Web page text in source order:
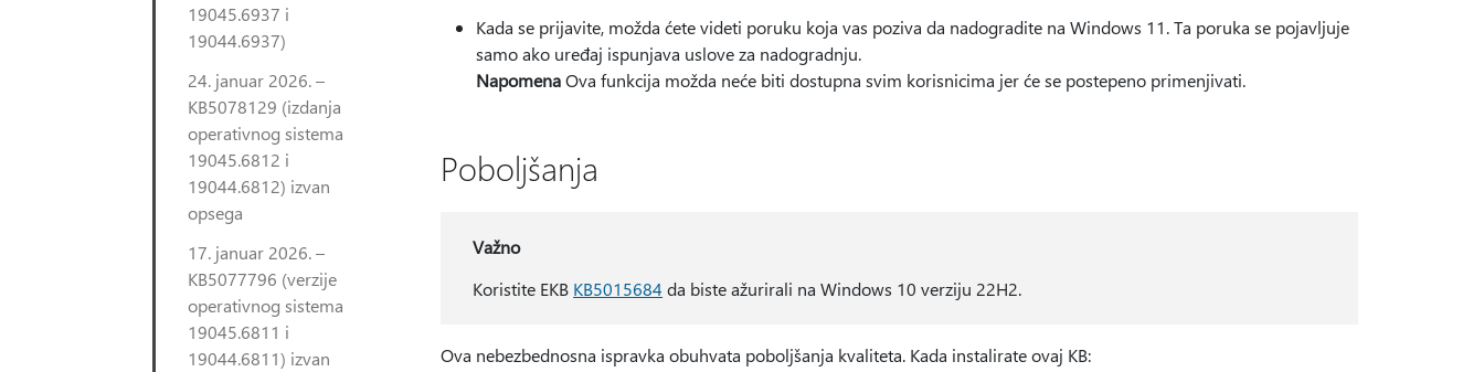
19045.6937 i
19044.6937)
24. januar 2026. –
KB5078129 (izdanja
operativnog sistema
19045.6812 i
19044.6812) izvan
opsega
17. januar 2026. –
KB5077796 (verzije
operativnog sistema
19045.6811 i
19044.6811) izvan
Kada se prijavite, možda ćete videti poruku koja vas poziva da nadogradite na Windows 11. Ta poruka se pojavljuje
samo ako uređaj ispunjava uslove za nadogradnju.
NapomenaOva funkcija možda neće biti dostupna svim korisnicima jer će se postepeno primenjivati.
Poboljšanja
Važno
Koristite EKB KB5015684 da biste ažurirali na Windows 10 verziju 22H2.
Ova nebezbednosna ispravka obuhvata poboljšanja kvaliteta. Kada instalirate ovaj KB: